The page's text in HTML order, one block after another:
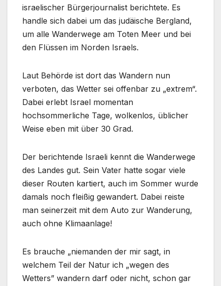
israelischer Bürgerjournalist berichtete. Es
handle sich dabei um das judäische Bergland,
um alle Wanderwege am Toten Meer und bei
den Flüssen im Norden Israels.
Laut Behörde ist dort das Wandern nun
verboten, das Wetter sei offenbar zu „extrem“.
Dabei erlebt Israel momentan
hochsommerliche Tage, wolkenlos, üblicher
Weise eben mit über 30 Grad.
Der berichtende Israeli kennt die Wanderwege
des Landes gut. Sein Vater hatte sogar viele
dieser Routen kartiert, auch im Sommer wurde
damals noch fleißig gewandert. Dabei reiste
man seinerzeit mit dem Auto zur Wanderung,
auch ohne Klimaanlage!
Es brauche „niemanden der mir sagt, in
welchem Teil der Natur ich „wegen des
Wetters” wandern darf oder nicht, schon gar